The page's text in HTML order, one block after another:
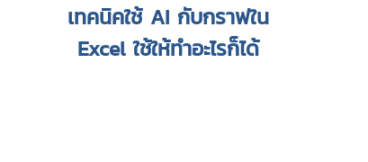
เทคนิคใช้ AI กับกราฟใน
Excel ใช้ให้ทำอะไรก็ได้